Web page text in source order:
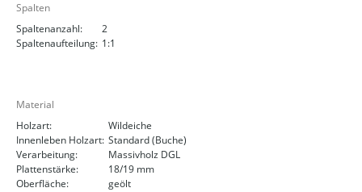
Spalten
Spaltenanzahl:
2
Spaltenaufteilung: 1:1
Material
Holzart:
Wildeiche
Innenleben Holzart: Standard (Buche)
Verarbeitung:
Massivholz DGL
Plattenstärke:
18/19 mm
Oberfläche:
geölt